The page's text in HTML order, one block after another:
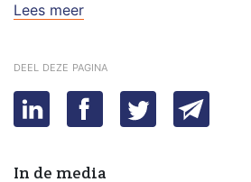
Lees meer
deel deze pagina
In de media